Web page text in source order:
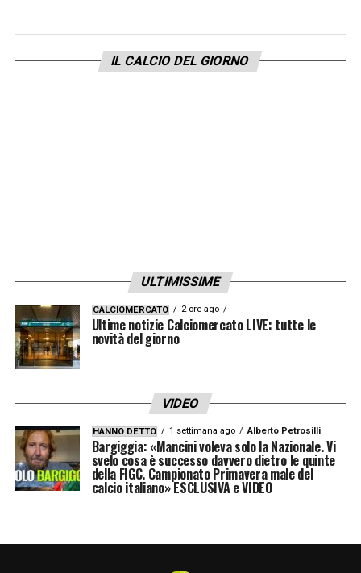
IL CALCIO DEL GIORNO
ULTIMISSIME
CALCIOMERCATO 2 ore ago
Ultime notizie Calciomercato LIVE: tutte le
novità del giorno
VIDEO
HANNO DETTO 1 settimana ago Alberto Petrosilli
Bargiggia: «Mancini voleva solo la Nazionale. Vi
svelo cosa è successo davvero dietro le quinte
della FIGC. Campionato Primavera male del
calcio italiano» ESCLUSIVA e VIDEO